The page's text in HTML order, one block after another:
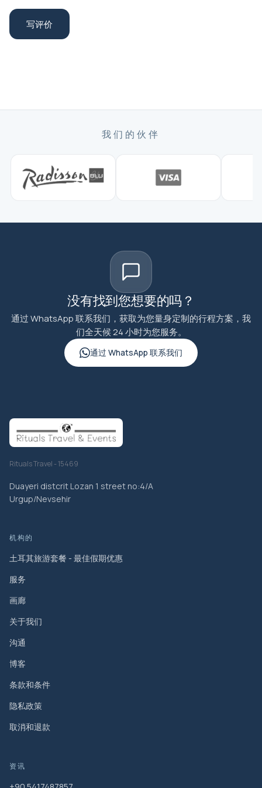
写评价
我们的伙伴
没有找到您想要的吗？
通过 WhatsApp 联系我们，获取为您量身定制的行程方案，我
们全天候 24 小时为您服务。
通过 WhatsApp 联系我们
Rituals Travel - 15469
Duayeri distcrit Lozan 1 street no:4/A
Urgup/Nevsehir
机构的
土耳其旅游套餐 - 最佳假期优惠
服务
画廊
关于我们
沟通
博客
条款和条件
隐私政策
取消和退款
资讯